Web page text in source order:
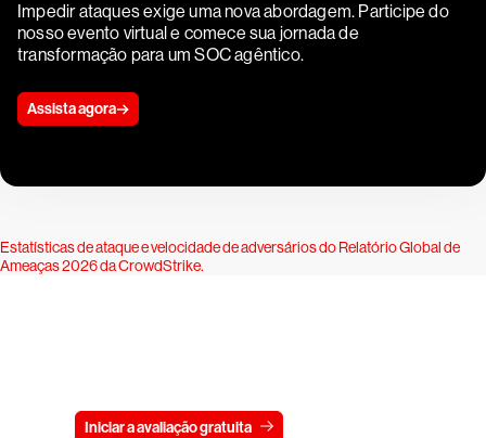
Impedir ataques exige uma nova abordagem. Participe do
nosso evento virtual e comece sua jornada de
transformação para um SOC agêntico.
Assista agora
Estatísticas de ataque e velocidade de adversários doRelatório Global de
Ameaças 2026 da CrowdStrike.
Iniciar a avaliação gratuita